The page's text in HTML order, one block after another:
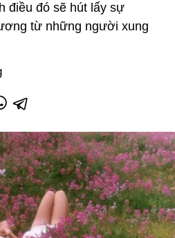
điều đó sẽ hút lấy sự
từ những người xung